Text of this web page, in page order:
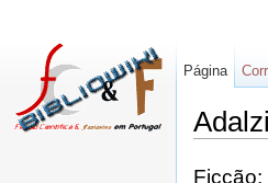
Ficção:
Página